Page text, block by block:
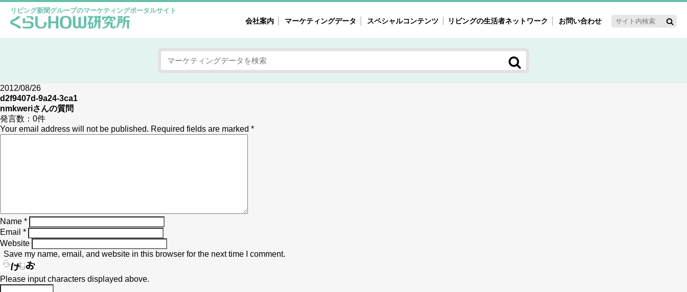
リビング新聞グループのマーケティングポータルサイト
会社案内 マーケティングデータ スペシャルコンテンツ
女性の気持ちと消費がリアルに見える
自主調査レポート
注目ターゲット・重点テーマ
40'ｓ～60'ｓマーケット研究室
リビングの生活者ネットワーク お問い合わせ
2012/08/26
d2f9407d-9a24-3ca1
nmkweriさんの質問
発言数： 0件
Your email address will not be published. Required fields are marked *
Name *
Email *
Website
Save my name, email, and website in this browser for the next time I comment.
Please input characters displayed above.